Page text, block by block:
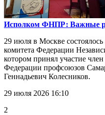
Исполком ФНПР: Важные
29 июля в Москве
комитета Федерации
котором принял участие
Федерации профсоюзов
Геннадьевич Колесников.
29 июля 2026 16:10
2